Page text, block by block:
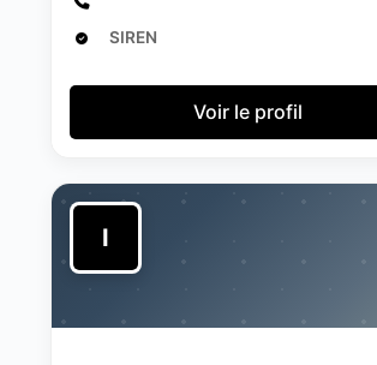
SIREN
Voir le profil
I